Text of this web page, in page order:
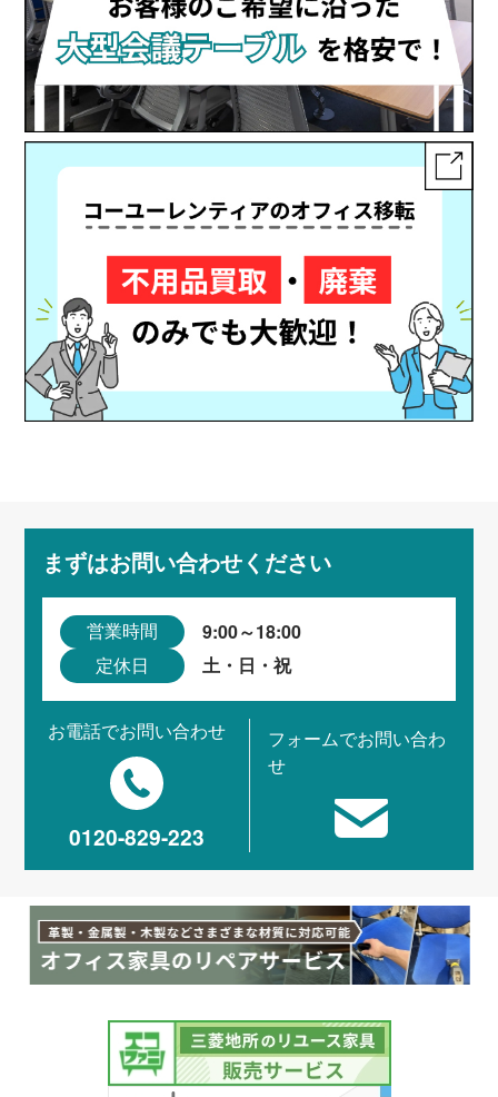
まずはお問い合わせください
営業時間 9:00～18:00
定休日 土・日・祝
お電話でお問い合わせ
0120-829-223
フォームでお問い合わ
せ